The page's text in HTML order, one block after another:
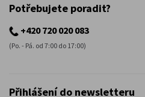
Potřebujete poradit?
+420 720 020 083
(Po. - Pá. od 7:00 do 17:00)
Přihlášení do newsletteru